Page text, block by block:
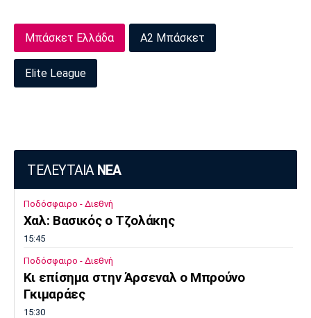
Μπάσκετ Ελλάδα Α2 Μπάσκετ
Elite League
ΤΕΛΕΥΤΑΙΑ ΝΕΑ
Ποδόσφαιρο - Διεθνή
Χαλ: Βασικός ο Τζολάκης
15:45
Ποδόσφαιρο - Διεθνή
Κι επίσημα στην Άρσεναλ ο Μπρούνο
Γκιμαράες
15:30